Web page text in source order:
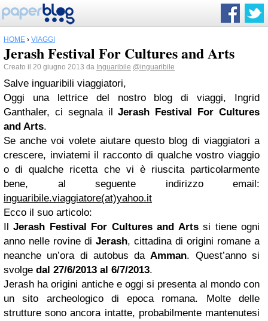
HOME › VIAGGI
Jerash Festival For Cultures and Arts
Creato il 20 giugno 2013 da Inguaribile @inguaribile
Salve inguaribili viaggiatori,
Oggi una lettrice del nostro blog di viaggi, Ingrid
Ganthaler, ci segnala ilJerash Festival For Cultures
and Arts.
Se anche voi volete aiutare questo blog di viaggiatori a
crescere, inviatemi il racconto di qualche vostro viaggio
o di qualche ricetta che vi è riuscita particolarmente
bene, al seguente indirizzo email:
inguaribile.viaggiatore(at)yahoo.it
Ecco il suo articolo:
IlJerash Festival For Cultures and Artssi tiene ogni
anno nelle rovine di Jerash, cittadina di origini romane a
neanche un’ora di autobus daAmman. Quest’anno si
svolge dal 27/6/2013 al 6/7/2013.
Jerash ha origini antiche e oggi si presenta al mondo con
un sito archeologico di epoca romana. Molte delle
strutture sono ancora intatte, probabilmente mantenutesi